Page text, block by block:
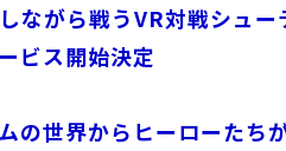
ながら戦うVR対戦シュ
ビス開始決定
の世界からヒーローたち